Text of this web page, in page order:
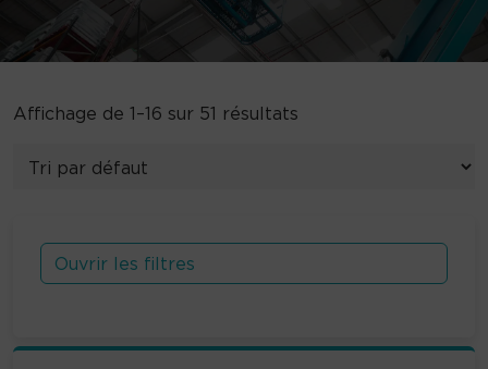
Affichage de 1–16 sur 51 résultats
Ouvrir les filtres